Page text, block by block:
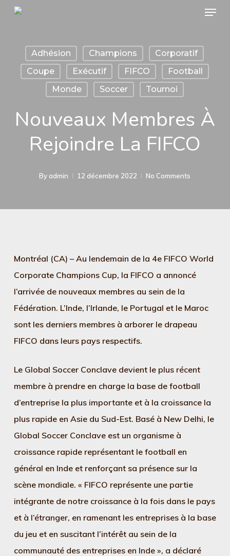
Skip
content
Menu
Adhésion Champions
Corporatif
Coupe
Exécutif FIFCO
Football
Monde
Soccer Tournoi
Nouveaux Membres À
Rejoindre La FIFCO
By admin 12 décembre 2022 No Comments
Montréal (CA) – Au lendemain de la 4e FIFCO World
Corporate Champions Cup, la FIFCO a annoncé
l’arrivée de nouveaux membres au sein de la
Fédération. L’Inde, l’Irlande, le Portugal et le Maroc
sont les derniers membres à arborer le drapeau
FIFCO dans leurs pays respectifs.
Le Global Soccer Conclave devient le plus récent
membre à prendre en charge la base de football
d’entreprise la plus importante et à la croissance la
plus rapide en Asie du Sud-Est. Basé à New Delhi, le
Global Soccer Conclave est un organisme à
croissance rapide représentant le football en
général en Inde et renforçant sa présence sur la
scène mondiale. « FIFCO représente une partie
intégrante de notre croissance à la fois dans le pays
et à l’étranger, en ramenant les entreprises à la base
du jeu et en suscitant l’intérêt au sein de la
communauté des entreprises en Inde », a déclaré